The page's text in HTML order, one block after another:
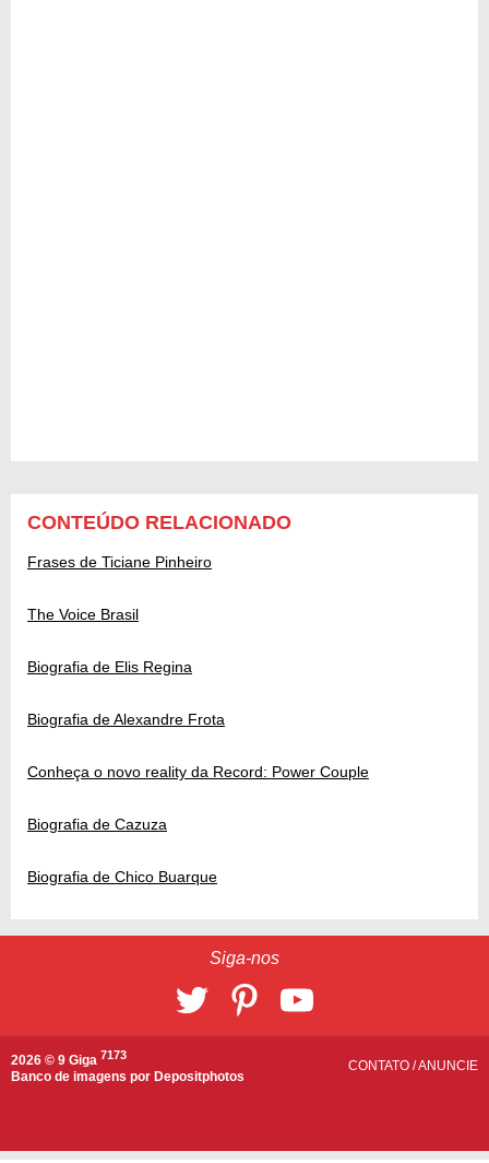
CONTEÚDO RELACIONADO
Frases de Ticiane Pinheiro
The Voice Brasil
Biografia de Elis Regina
Biografia de Alexandre Frota
Conheça o novo reality da Record: Power Couple
Biografia de Cazuza
Biografia de Chico Buarque
Siga-nos
2026 © 9 Giga 7173
Banco de imagens por Depositphotos
CONTATO /ANUNCIE